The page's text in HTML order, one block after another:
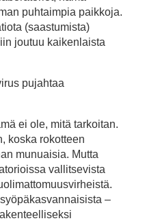
puhtaimpia paikkoja.
(saastumista)
joutuu kaikenlaista
pujahtaa
ei ole, mitä tarkoitan.
koska rokotteen
munuaisia. Mutta
vallitsevista
–